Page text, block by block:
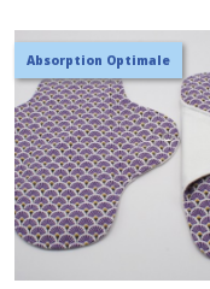
Absorption Optimale